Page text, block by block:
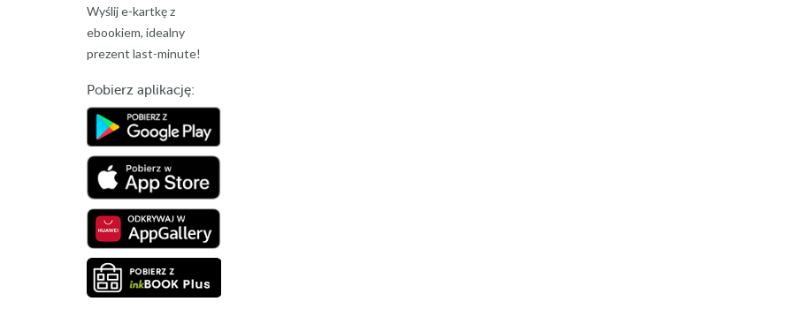
Wyślij e-kartkę z
ebookiem, idealny
prezent last-minute!
Pobierz aplikację: